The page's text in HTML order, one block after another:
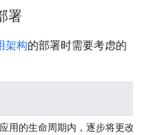
署
架构的部署时需要考虑的
用的生命周期内，逐步将更改